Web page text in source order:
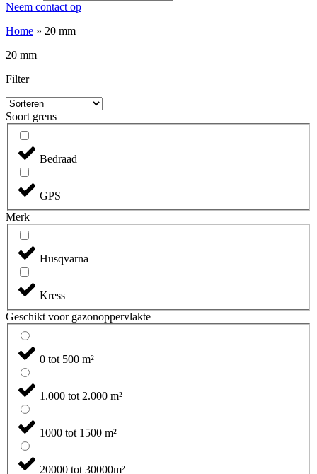
Neem contact op
Home » 20 mm
20 mm
Filter
Soort grens
Bedraad
GPS
Merk
Husqvarna
Kress
Geschikt voor gazonoppervlakte
0 tot 500 m²
1.000 tot 2.000 m²
1000 tot 1500 m²
20000 tot 30000m²